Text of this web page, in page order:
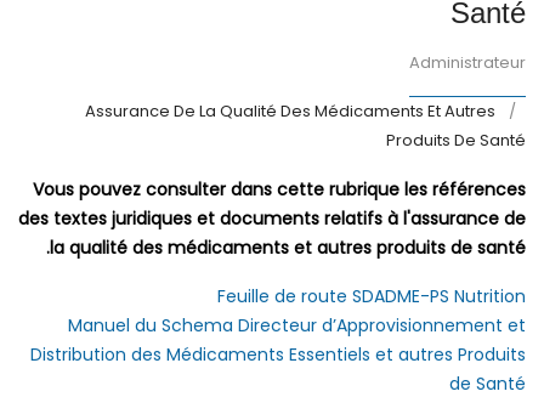
Santé
Administrateur
Assurance De La Qualité Des Médicaments Et Autres
Produits De Santé
Vous pouvez consulter dans cette rubrique les références
des textes juridiques et documents relatifs à l'assurance de
la qualité des médicaments et autres produits de santé.
Feuille de route SDADME-PS Nutrition
Manuel du Schema Directeur d’Approvisionnement et
Distribution des Médicaments Essentiels et autres Produits
de Santé